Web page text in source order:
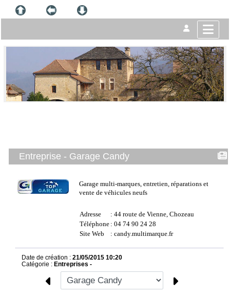
Entreprise - Garage Candy
Garage multi-marques, entretien, réparations et
vente de véhicules neufs
Adresse
: 44 route de Vienne, Chozeau
Téléphone : 04 74 90 24 28
Site Web
: candy.multimarque.fr
Date de création : 21/05/2015 10:20
Catégorie : Entreprises -